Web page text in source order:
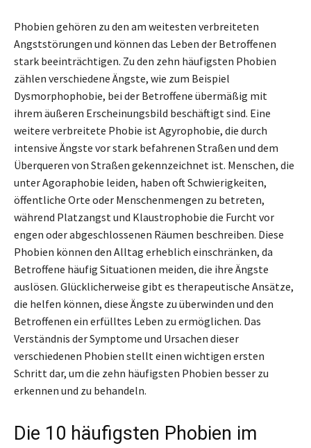
Phobien gehören zu den am weitesten verbreiteten
Angststörungen und können das Leben der Betroffenen
stark beeinträchtigen. Zu den zehn häufigsten Phobien
zählen verschiedene Ängste, wie zum Beispiel
Dysmorphophobie, bei der Betroffene übermäßig mit
ihrem äußeren Erscheinungsbild beschäftigt sind. Eine
weitere verbreitete Phobie ist Agyrophobie, die durch
intensive Ängste vor stark befahrenen Straßen und dem
Überqueren von Straßen gekennzeichnet ist. Menschen, die
unter Agoraphobie leiden, haben oft Schwierigkeiten,
öffentliche Orte oder Menschenmengen zu betreten,
während Platzangst und Klaustrophobie die Furcht vor
engen oder abgeschlossenen Räumen beschreiben. Diese
Phobien können den Alltag erheblich einschränken, da
Betroffene häufig Situationen meiden, die ihre Ängste
auslösen. Glücklicherweise gibt es therapeutische Ansätze,
die helfen können, diese Ängste zu überwinden und den
Betroffenen ein erfülltes Leben zu ermöglichen. Das
Verständnis der Symptome und Ursachen dieser
verschiedenen Phobien stellt einen wichtigen ersten
Schritt dar, um die zehn häufigsten Phobien besser zu
erkennen und zu behandeln.
Die 10 häufigsten Phobien im